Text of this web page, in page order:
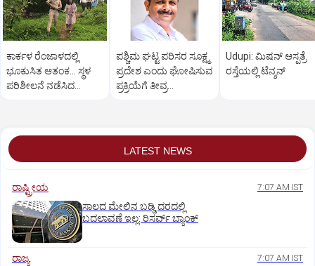
ಕಾರ್ಕಳ ರೆಂಜಾಳದಲ್ಲಿ
ಭೂಕುಸಿತ ಆತಂಕ... ಸ್ಥಳ
ಪರಿಶೀಲನೆ ನಡೆಸಿದ
ಪಶ್ಚಿಮ ಘಟ್ಟ ಪರಿಸರ ಸೂಕ್ಷ್ಮ
ಪ್ರದೇಶ ಎಂದು ಘೋಷಿಸುವ
ಪ್ರಕ್ರಿಯೆಗೆ ತೀವ್ರ
Udupi: ಮಿಷನ್‌ ಆಸ್ಪತ್ರೆ
ರಸ್ತೆಯಲ್ಲಿ ಟೆನ್ಶನ್‌
LATEST NEWS
ರಾಷ್ಟ್ರೀಯ 7:07 AM IST
ಸಾಲದ ಮೇಲಿನ ಬಡ್ಡಿ ದರದಲ್ಲಿ
ಬದಲಾವಣೆ ಇಲ್ಲ: ರಿಸರ್ವ್‌ ಬ್ಯಾಂಕ್‌
ರಾಜ್ಯ 7:07 AM IST